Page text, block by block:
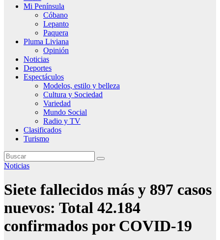
Mi Península
Cóbano
Lepanto
Paquera
Pluma Liviana
Opinión
Noticias
Deportes
Espectáculos
Modelos, estilo y belleza
Cultura y Sociedad
Variedad
Mundo Social
Radio y TV
Clasificados
Turismo
Noticias
Siete fallecidos más y 897 casos
nuevos: Total 42.184
confirmados por COVID-19